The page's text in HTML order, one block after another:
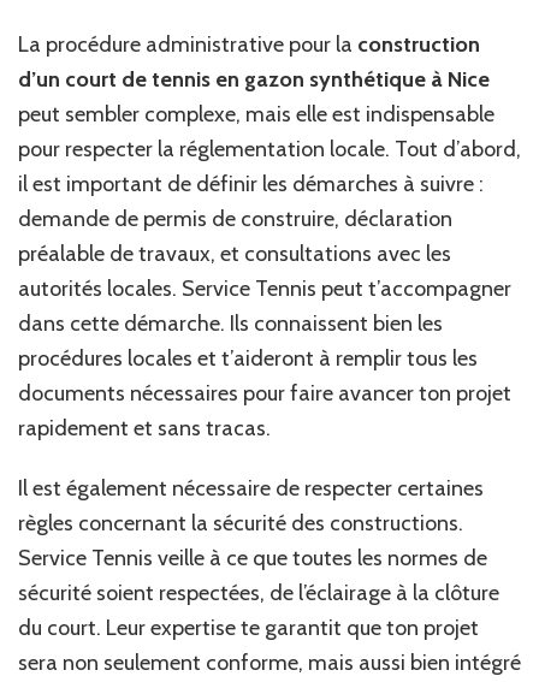
La procédure administrative pour la construction
d’un court de tennis en gazon synthétique à Nice
peut sembler complexe, mais elle est indispensable
pour respecter la réglementation locale. Tout d’abord,
il est important de définir les démarches à suivre :
demande de permis de construire, déclaration
préalable de travaux, et consultations avec les
autorités locales. Service Tennis peut t’accompagner
dans cette démarche. Ils connaissent bien les
procédures locales et t’aideront à remplir tous les
documents nécessaires pour faire avancer ton projet
rapidement et sans tracas.
Il est également nécessaire de respecter certaines
règles concernant la sécurité des constructions.
Service Tennis veille à ce que toutes les normes de
sécurité soient respectées, de l’éclairage à la clôture
du court. Leur expertise te garantit que ton projet
sera non seulement conforme, mais aussi bien intégré